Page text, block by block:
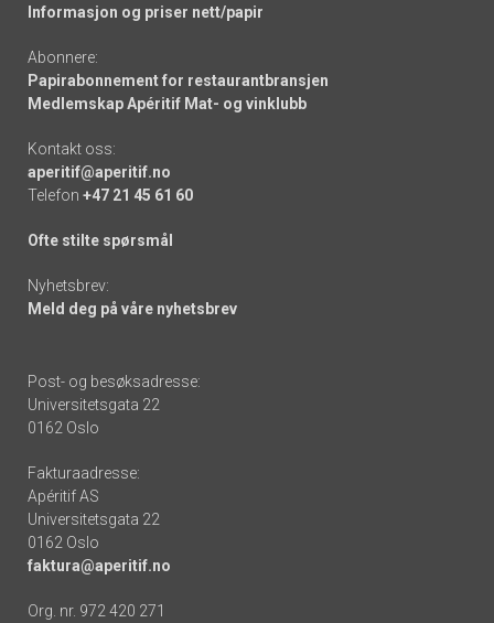
Informasjon og priser nett/papir
Abonnere:
Papirabonnement for restaurantbransjen
Medlemskap Apéritif Mat- og vinklubb
Kontakt oss:
aperitif@aperitif.no
Telefon +47 21 45 61 60
Ofte stilte spørsmål
Nyhetsbrev:
Meld deg på våre nyhetsbrev
Post- og besøksadresse:
Universitetsgata 22
0162 Oslo
Fakturaadresse:
Apéritif AS
Universitetsgata 22
0162 Oslo
faktura@aperitif.no
Org. nr. 972 420 271